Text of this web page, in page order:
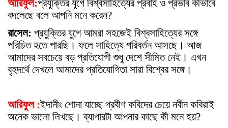
আরিফুল:প্রযুক্তির যুগে বিশ্বসাহিত্যের প্রবাহ ও প্রভাব কীভাবে
বদলেছে বলে আপনি মনে করেন?
রাসেল: প্রযুক্তির যুগে আমরা সহজেই বিশ্বসাহিত্যের সঙ্গে
পরিচিত হতে পারছি। ফলে সাহিত্যে পরিবর্তন আসছে। আজ
আমাদের সবচেয়ে বড় প্রতিযোগী শুধু দেশে সীমিত নেই। এখন
বৃহদর্থে দেখলে আমাদের প্রতিযোগিতা সারা বিশ্বের সঙ্গে।
আরিফুল :ইদানীং শোনা যাচ্ছে প্রবীণ কবিদের চেয়ে নবীন কবিরাই
অনেক ভালো লিখছে। ব্যাপারটা আপনার কাছে কী মনে হয়?